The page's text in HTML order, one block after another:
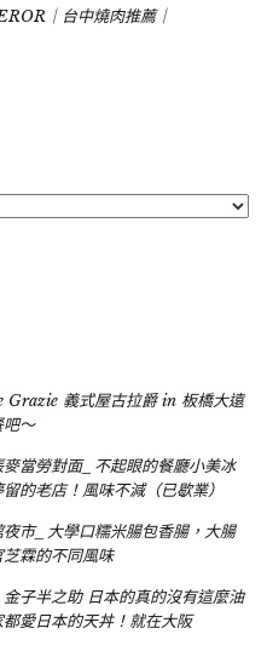
｜台中燒肉推薦｜
Grazie 義式屋古拉爵 in 板橋大遠
吧～
麥當勞對面_不起眼的餐廳小美冰
的老店！風味不減（已歇業）
夜市_大學口糯米腸包香腸，大腸
霖的不同風味
金子半之助 日本的真的沒有這麼油
愛日本的天丼！就在大阪